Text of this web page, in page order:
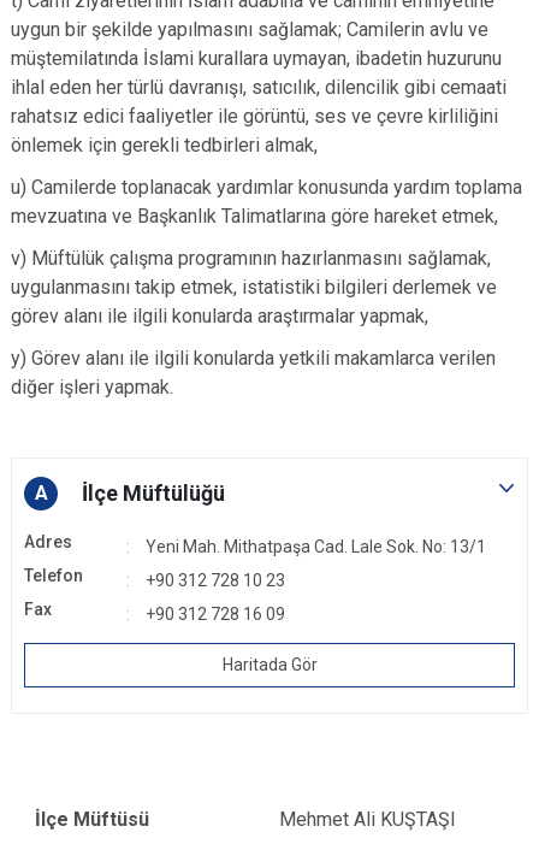
uygun bir şekilde yapılmasını sağlamak; Camilerin avlu ve
müştemilatında İslami kurallara uymayan, ibadetin huzurunu
ihlal eden her türlü davranışı, satıcılık, dilencilik gibi cemaati
rahatsız edici faaliyetler ile görüntü, ses ve çevre kirliliğini
önlemek için gerekli tedbirleri almak,
u) Camilerde toplanacak yardımlar konusunda yardım toplama
mevzuatına ve Başkanlık Talimatlarına göre hareket etmek,
v) Müftülük çalışma programının hazırlanmasını sağlamak,
uygulanmasını takip etmek, istatistiki bilgileri derlemek ve
görev alanı ile ilgili konularda araştırmalar yapmak,
y) Görev alanı ile ilgili konularda yetkili makamlarca verilen
diğer işleri yapmak.
A İlçe Müftülüğü
Adres
Yeni Mah. Mithatpaşa Cad. Lale Sok. No: 13/1
Telefon
+90 312 728 10 23
Fax
+90 312 728 16 09
Haritada Gör
İlçe Müftüsü Mehmet Ali KUŞTAŞI